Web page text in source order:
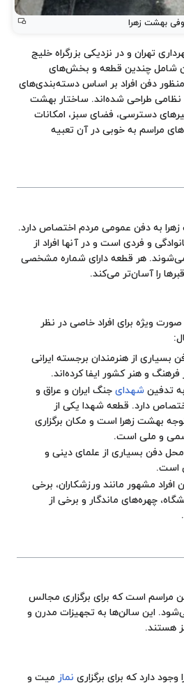
بهشت زهرا
بزرگراه خلیج
شامل چندین قطعه و بخش‌های
دفن افراد بر اساس دسته‌بندی‌های
طراحی شده‌اند. ساختار بهشت
دسترسی، فضای سبز، امکانات
مراسم به خوبی در آن تعبیه
به دفن عمومی مردم اختصاص دارد.
و فردی است و در آنها افراد از
هر قطعه دارای شماره مشخصی
را آسان‌تر می‌کند.
ویژه برای افراد خاصی در نظر
بسیاری از هنرمندان برجسته ایرانی
و هنر کشور ایفا کرده‌اند.
تدفینشهدای جنگ ایران و عراق و
دارد. قطعه شهدا یکی از
بهشت زهرا است و مکان برگزاری
و ملی است.
دفن بسیاری از علمای دینی و
است.
مشهور مانند ورزشکاران، برخی
چهره‌های ماندگار و برخی از
مراسم است که برای برگزاری مجالس
این سالن‌ها به تجهیزات مدرن و
هستند.
دارد که برای برگزاری نماز میت و